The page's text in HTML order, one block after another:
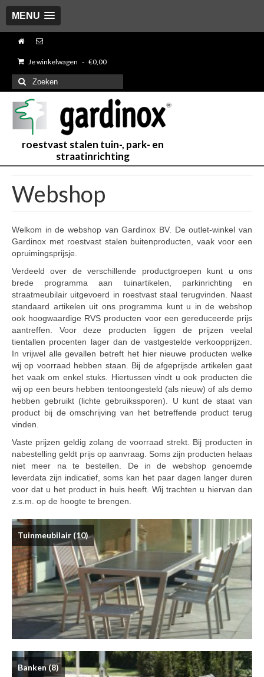
MENU
Je winkelwagen - €0,00
Zoeken
naar:
roestvast stalen tuin-, park- en
straatinrichting
Webshop
Welkom in de webshop van Gardinox BV. De outlet-winkel van
Gardinox met roestvast stalen buitenproducten, vaak voor een
opruimingsprijsje.
Verdeeld over de verschillende productgroepen kunt u ons
brede programma aan tuinartikelen, parkinrichting en
straatmeubilair uitgevoerd in roestvast staal terugvinden. Naast
standaard artikelen uit ons programma kunt u in de webshop
ook hoogwaardige RVS producten voor een gereduceerde prijs
aantreffen. Voor deze producten liggen de prijzen veelal
tientallen procenten lager dan de vastgestelde verkoopprijzen.
In vrijwel alle gevallen betreft het hier nieuwe producten welke
wij op voorraad hebben staan. Bij de afgeprijsde artikelen gaat
het vaak om enkel stuks. Hiertussen vindt u ook producten die
wij op een beurs hebben tentoongesteld (als nieuw) of als demo
hebben gebruikt (lichte gebruikssporen). U kunt de staat van
product bij de omschrijving van het betreffende product terug
vinden.
Vaste prijzen geldig zolang de voorraad strekt. Bij producten in
nabestelling geldt prijs op aanvraag. Soms zijn producten helaas
niet meer na te bestellen. De in de webshop genoemde
leverdata zijn indicatief, soms kan het paar dagen langer duren
voor dat u het product in huis heeft. Wij trachten u hiervan dan
z.s.m. op de hoogte te brengen.
Tuinmeubilair (10)
Banken(8)